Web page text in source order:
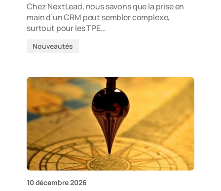
Chez NextLead, nous savons que la prise en
main d’un CRM peut sembler complexe,
surtout pour les TPE…
Nouveautés
10 décembre 2026